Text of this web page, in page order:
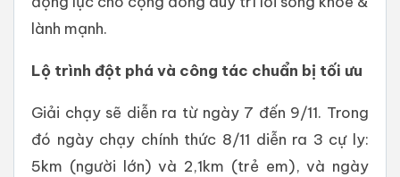
lành mạnh.
Lộ trình đột phá và công tác chuẩn bị tối ưu
Giải chạy sẽ diễn ra từ ngày 7 đến 9/11. Trong
đó ngày chạy chính thức 8/11 diễn ra 3 cự ly:
5km (người lớn) và 2,1km (trẻ em), và ngày